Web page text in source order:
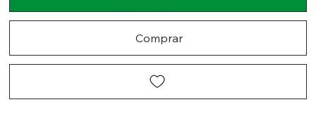
Comprar